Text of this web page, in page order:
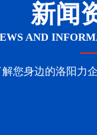
新闻
AND
您身边的洛阳力